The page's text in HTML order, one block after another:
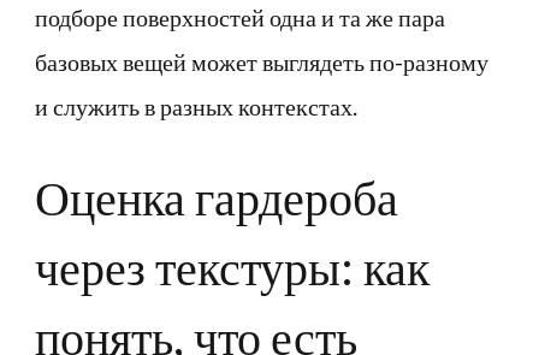
подборе поверхностей одна и та же пара
базовых вещей может выглядеть по-разному
и служить в разных контекстах.
Оценка гардероба
через текстуры: как
понять, что есть